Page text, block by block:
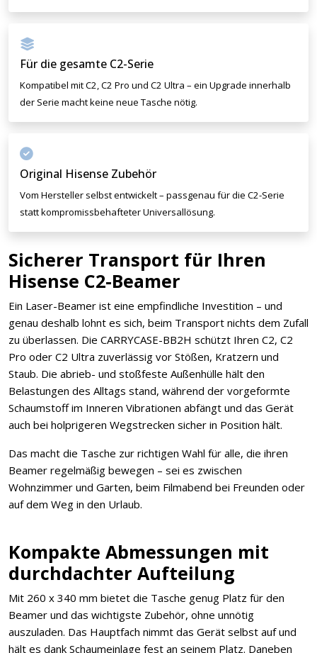
Für die gesamte C2-Serie
Kompatibel mit C2, C2 Pro und C2 Ultra – ein Upgrade innerhalb
der Serie macht keine neue Tasche nötig.
Original Hisense Zubehör
Vom Hersteller selbst entwickelt – passgenau für die C2-Serie
statt kompromissbehafteter Universallösung.
Sicherer Transport für Ihren
Hisense C2-Beamer
Ein Laser-Beamer ist eine empfindliche Investition – und
genau deshalb lohnt es sich, beim Transport nichts dem Zufall
zu überlassen. Die CARRYCASE-BB2H schützt Ihren C2, C2
Pro oder C2 Ultra zuverlässig vor Stößen, Kratzern und
Staub. Die abrieb- und stoßfeste Außenhülle hält den
Belastungen des Alltags stand, während der vorgeformte
Schaumstoff im Inneren Vibrationen abfängt und das Gerät
auch bei holprigeren Wegstrecken sicher in Position hält.
Das macht die Tasche zur richtigen Wahl für alle, die ihren
Beamer regelmäßig bewegen – sei es zwischen
Wohnzimmer und Garten, beim Filmabend bei Freunden oder
auf dem Weg in den Urlaub.
Kompakte Abmessungen mit
durchdachter Aufteilung
Mit 260 x 340 mm bietet die Tasche genug Platz für den
Beamer und das wichtigste Zubehör, ohne unnötig
auszuladen. Das Hauptfach nimmt das Gerät selbst auf und
hält es dank Schaumeinlage fest an seinem Platz. Daneben